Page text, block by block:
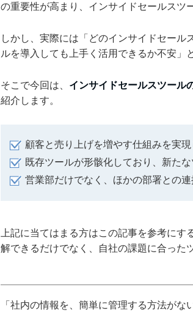
の重要性が高まり、インサイドセールスツ
しかし、実際には「どのインサイドセー
ルを導入しても上手く活用できるか不安」
そこで今回は、 インサイドセールスツール
紹介します。
顧客と売り上げを増やす仕組みを実
既存ツールが形骸化しており、新た
営業部だけでなく、ほかの部署との
上記に当てはまる方はこの記事を参考に
解できるだけでなく、自社の課題に合った
「社内の情報を、簡単に管理する方法がな